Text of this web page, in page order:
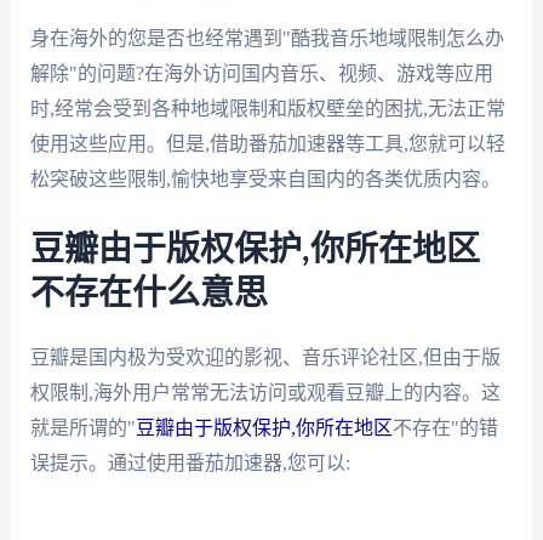
身在海外的您是否也经常遇到"酷我音乐地域限制怎么办
解除"的问题?在海外访问国内音乐、视频、游戏等应用
时,经常会受到各种地域限制和版权壁垒的困扰,无法正常
使用这些应用。但是,借助番茄加速器等工具,您就可以轻
松突破这些限制,愉快地享受来自国内的各类优质内容。
豆瓣由于版权保护,你所在地区
不存在什么意思
豆瓣是国内极为受欢迎的影视、音乐评论社区,但由于版
权限制,海外用户常常无法访问或观看豆瓣上的内容。这
就是所谓的"豆瓣由于版权保护,你所在地区不存在"的错
误提示。通过使用番茄加速器,您可以: